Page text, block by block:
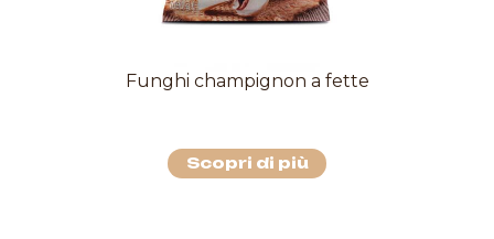
Funghi champignon a fette
Scopri di più